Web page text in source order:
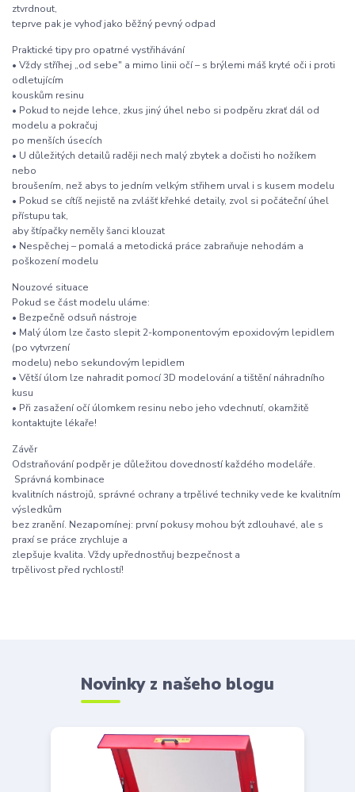
ztvrdnout,
teprve pak je vyhoď jako běžný pevný odpad
Praktické tipy pro opatrné vystřihávání
• Vždy stříhej „od sebe" a mimo linii očí – s brýlemi máš kryté oči i proti
odletujícím
kouskům resinu
• Pokud to nejde lehce, zkus jiný úhel nebo si podpěru zkrať dál od
modelu a pokračuj
po menších úsecích
• U důležitých detailů raději nech malý zbytek a dočisti ho nožíkem
nebo
broušením, než abys to jedním velkým střihem urval i s kusem modelu
• Pokud se cítíš nejistě na zvlášť křehké detaily, zvol si počáteční úhel
přístupu tak,
aby štípačky neměly šanci klouzat
• Nespěchej – pomalá a metodická práce zabraňuje nehodám a
poškození modelu
Nouzové situace
Pokud se část modelu uláme:
• Bezpečně odsuň nástroje
• Malý úlom lze často slepit 2-komponentovým epoxidovým lepidlem
(po vytvrzení
modelu) nebo sekundovým lepidlem
• Větší úlom lze nahradit pomocí 3D modelování a tištění náhradního
kusu
• Při zasažení očí úlomkem resinu nebo jeho vdechnutí, okamžitě
kontaktujte lékaře!
Závěr
Odstraňování podpěr je důležitou dovedností každého modeláře.
Správná kombinace
kvalitních nástrojů, správné ochrany a trpělivé techniky vede ke kvalitním
výsledkům
bez zranění. Nezapomínej: první pokusy mohou být zdlouhavé, ale s
praxí se práce zrychluje a
zlepšuje kvalita. Vždy upřednostňuj bezpečnost a
trpělivost před rychlostí!
Novinky z našeho blogu